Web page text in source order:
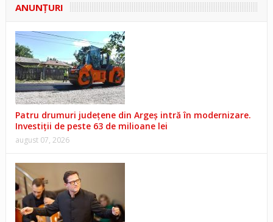
ANUNŢURI
Patru drumuri județene din Argeș intră în modernizare.
Investiții de peste 63 de milioane lei
august 07, 2026